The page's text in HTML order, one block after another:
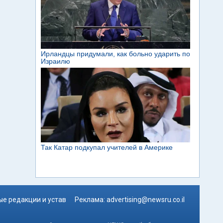
редакции и устав Реклама: advertising@newsru.co.il